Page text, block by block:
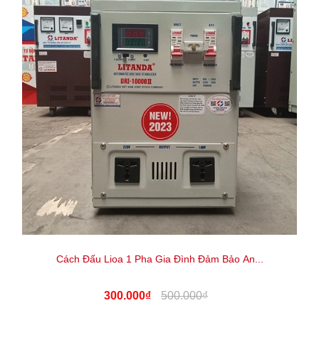
Cách Đấu Lioa 1 Pha Gia Đình Đảm Bảo An...
300.000₫ 500.000₫